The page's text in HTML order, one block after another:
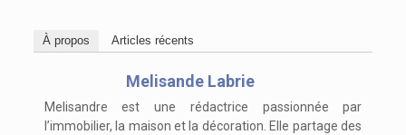
À propos Articles récents
Melisande Labrie
Melisandre est une rédactrice passionnée par
l’immobilier, la maison et la décoration. Elle partage des